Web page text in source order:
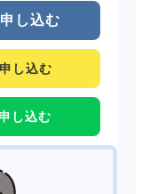
し込む
し込む
し込む